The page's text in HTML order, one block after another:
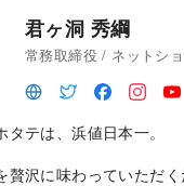
君ヶ洞 秀綱
常務取締役 / ネットシ
テは、浜値日本一。
贅沢に味わっていただ